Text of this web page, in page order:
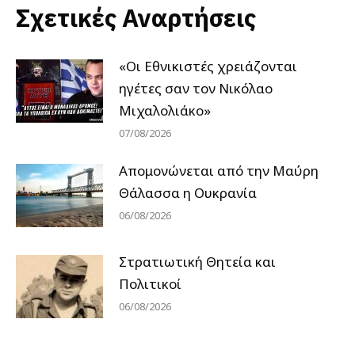
Σχετικές Αναρτήσεις
«Οι Εθνικιστές χρειάζονται
ηγέτες σαν τον Νικόλαο
Μιχαλολιάκο»
07/08/2026
Απομονώνεται από την Μαύρη
Θάλασσα η Ουκρανία
06/08/2026
Στρατιωτική Θητεία και
Πολιτικοί
06/08/2026